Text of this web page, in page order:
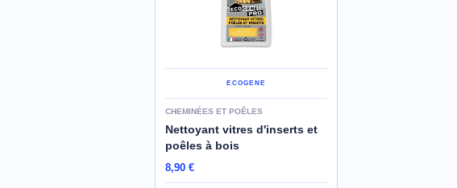
ECOGENE
CHEMINÉES ET POÊLES
Nettoyant vitres d'inserts et
poêles à bois
8,90 €